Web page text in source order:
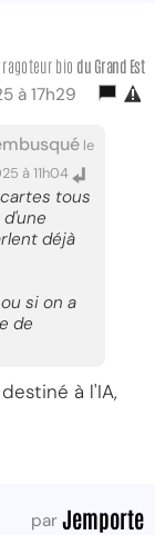
ragoteur bio du Grand Est
à 17h29
le
à 11h04
tous
déjà
si on a
de
à l'IA,
par Jemporte